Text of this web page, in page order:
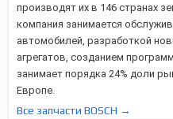
производят их в 146 странах
компания занимается
автомобилей, разработкой
агрегатов, созданием
занимает порядка 24% доли
Европе.
Все запчасти BOSCH →